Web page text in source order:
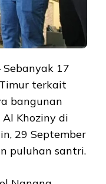
Sebanyak 17
terkait
bangunan
Al Khoziny di
29 September
puluhan santri.